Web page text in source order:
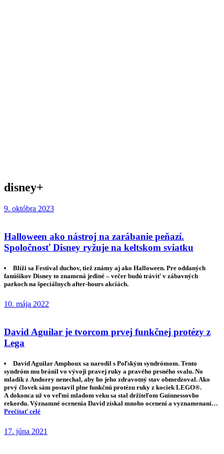
disney+
9. októbra 2023
Halloween ako nástroj na zarábanie peňazí.
Spoločnosť Disney ryžuje na keltskom sviatku
Blíži sa Festival duchov, tiež známy aj ako Halloween. Pre oddaných
fanúšikov Disney to znamená jediné – večer budú tráviť v zábavných
parkoch na špeciálnych after-hours akciách.
10. mája 2022
David Aguilar je tvorcom prvej funkčnej protézy z
Lega
David Aguilar Amphoux sa narodil s Poľským syndrómom. Tento
syndróm mu bránil vo vývoji pravej ruky a pravého prsného svalu. No
mladík z Andorry nenechal, aby ho jeho zdravotný stav obmedzoval. Ako
prvý človek sám postavil plne funkčnú protézu ruky z kociek LEGO®.
A dokonca už vo veľmi mladom veku sa stal držiteľom Guinnessovho
rekordu. Významné ocenenia David získal mnoho ocenení a vyznamenaní…
Prečítať celé
17. júna 2021